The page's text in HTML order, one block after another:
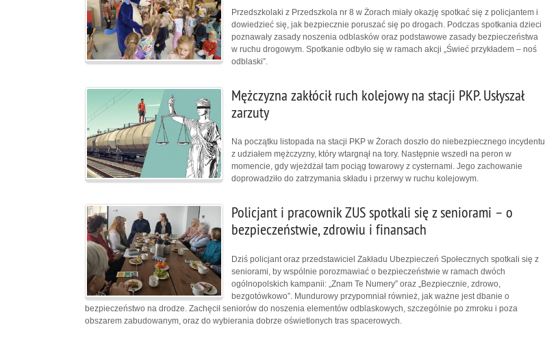
Przedszkolaki z Przedszkola nr 8 w Żorach miały okazję spotkać się z policjantem i
dowiedzieć się, jak bezpiecznie poruszać się po drogach. Podczas spotkania dzieci
poznawały zasady noszenia odblasków oraz podstawowe zasady bezpieczeństwa
w ruchu drogowym. Spotkanie odbyło się w ramach akcji „Świeć przykładem – noś
odblaski”.
Mężczyzna zakłócił ruch kolejowy na stacji PKP. Usłyszał
zarzuty
Na początku listopada na stacji PKP w Żorach doszło do niebezpiecznego incydentu
z udziałem mężczyzny, który wtargnął na tory. Następnie wszedł na peron w
momencie, gdy wjeżdżał tam pociąg towarowy z cysternami. Jego zachowanie
doprowadziło do zatrzymania składu i przerwy w ruchu kolejowym.
Policjant i pracownik ZUS spotkali się z seniorami – o
bezpieczeństwie, zdrowiu i finansach
Dziś policjant oraz przedstawiciel Zakładu Ubezpieczeń Społecznych spotkali się z
seniorami, by wspólnie porozmawiać o bezpieczeństwie w ramach dwóch
ogólnopolskich kampanii: „Znam Te Numery” oraz „Bezpiecznie, zdrowo,
bezgotówkowo”. Mundurowy przypomniał również, jak ważne jest dbanie o
bezpieczeństwo na drodze. Zachęcił seniorów do noszenia elementów odblaskowych, szczególnie po zmroku i poza
obszarem zabudowanym, oraz do wybierania dobrze oświetlonych tras spacerowych.